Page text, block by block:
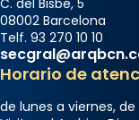
C. del Bisbe, 5
08002 Barcelona
Telf. 93 270 10 10
Horario de
de lunes a viernes, de